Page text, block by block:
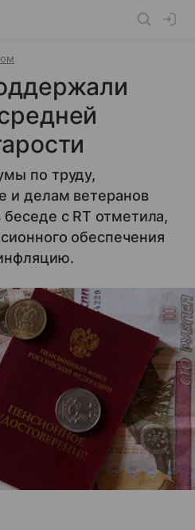
по труду,
и делам ветеранов
с RT отметила,
обеспечения